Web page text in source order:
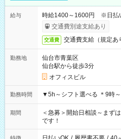
給与
時給1400～1600円 ※日払
交通費別途支給あり
交通費 交通費支給（規定あ
勤務地
仙台市青葉区
仙台駅から徒歩3分
オフィスビル
勤務時間 ▼5h～シフ
期間
＜急募＞開始日相談～まず
です！